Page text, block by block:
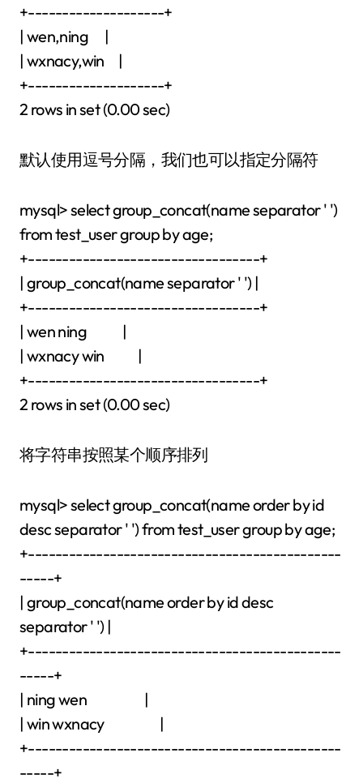
+--------------------+
| wen,ning |
| wxnacy,win |
+--------------------+
2 rows in set (0.00 sec)
默认使用逗号分隔，我们也可以指定分隔符
mysql> select group_concat(name separator ' ')
from test_user group by age;
+----------------------------------+
| group_concat(name separator ' ') |
+----------------------------------+
| wen ning |
| wxnacy win |
+----------------------------------+
2 rows in set (0.00 sec)
将字符串按照某个顺序排列
mysql> select group_concat(name order by id
desc separator ' ') from test_user group by age;
+----------------------------------------------
-----+
| group_concat(name order by id desc
separator ' ') |
+----------------------------------------------
-----+
| ning wen |
| win wxnacy |
+----------------------------------------------
-----+